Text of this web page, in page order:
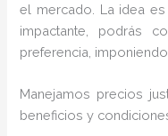
el mercado. La idea
impactante, podrás
preferencia,
Manejamos precios
beneficios y